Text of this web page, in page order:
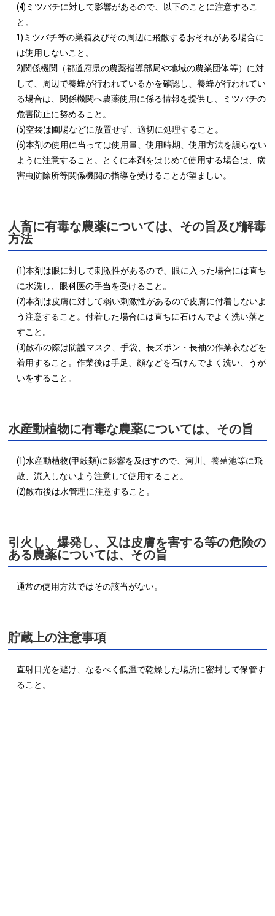
(4)ミツバチに対して影響があるので、以下のことに注意するこ
と。
1)ミツバチ等の巣箱及びその周辺に飛散するおそれがある場合に
は使用しないこと。
2)関係機関（都道府県の農薬指導部局や地域の農業団体等）に対
して、周辺で養蜂が行われているかを確認し、養蜂が行われてい
る場合は、関係機関へ農薬使用に係る情報を提供し、ミツバチの
危害防止に努めること。
(5)空袋は圃場などに放置せず、適切に処理すること。
(6)本剤の使用に当っては使用量、使用時期、使用方法を誤らない
ように注意すること。とくに本剤をはじめて使用する場合は、病
害虫防除所等関係機関の指導を受けることが望ましい。
人畜に有毒な農薬については、その旨及び解毒
方法
(1)本剤は眼に対して刺激性があるので、眼に入った場合には直ち
に水洗し、眼科医の手当を受けること。
(2)本剤は皮膚に対して弱い刺激性があるので皮膚に付着しないよ
う注意すること。付着した場合には直ちに石けんでよく洗い落と
すこと。
(3)散布の際は防護マスク、手袋、長ズボン・長袖の作業衣などを
着用すること。作業後は手足、顔などを石けんでよく洗い、うが
いをすること。
水産動植物に有毒な農薬については、その旨
(1)水産動植物(甲殻類)に影響を及ぼすので、河川、養殖池等に飛
散、流入しないよう注意して使用すること。
(2)散布後は水管理に注意すること。
引火し、爆発し、又は皮膚を害する等の危険の
ある農薬については、その旨
通常の使用方法ではその該当がない。
貯蔵上の注意事項
直射日光を避け、なるべく低温で乾燥した場所に密封して保管す
ること。